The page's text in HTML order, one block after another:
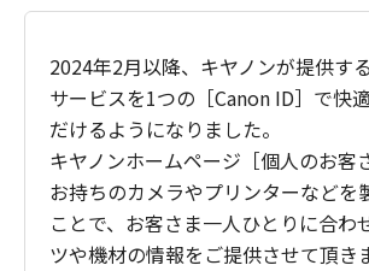
2024年2月以降、キヤノンが提供す
サービスを1つの［Canon ID］で快
だけるようになりました。
キヤノンホームページ［個人のお客
お持ちのカメラやプリンターなどを
ことで、お客さま一人ひとりに合わ
ツや機材の情報をご提供させて頂き